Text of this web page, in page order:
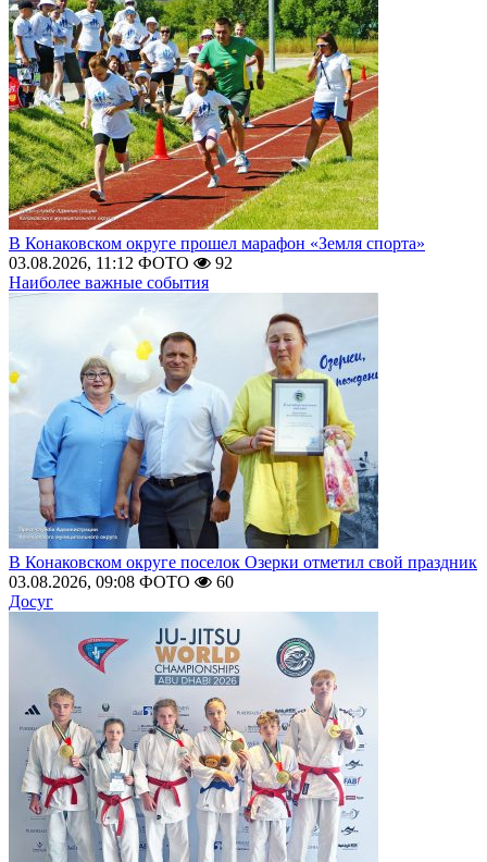
В Конаковском округе прошел марафон «Земля спорта»
03.08.2026, 11:12 ФОТО
92
Наиболее важные события
В Конаковском округе поселок Озерки отметил свой праздник
03.08.2026, 09:08 ФОТО
60
Досуг